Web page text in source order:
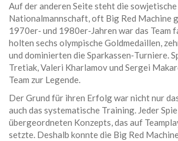
Auf der anderen Seite steht die sowjetische
Nationalmannschaft, oft Big Red Machine
1970er‑ und 1980er‑Jahren war das Team
holten sechs olympische Goldmedaillen,
und dominierten die Sparkassen‑Turniere.
Tretiak, Valeri Kharlamov und Sergei
Team zur Legende.
Der Grund für ihren Erfolg war nicht nur
auch das systematische Training. Jeder
übergeordneten Konzepts, das auf
setzte. Deshalb konnte die Big Red